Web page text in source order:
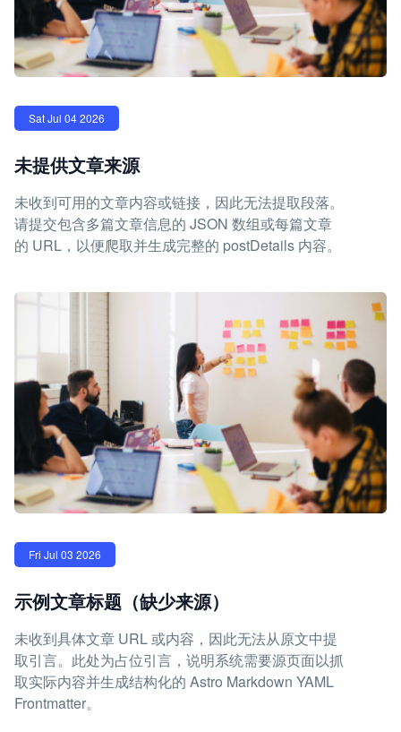
Sat Jul 04 2026
未提供文章来源
未收到可用的文章内容或链接，因此无法提取段落。
请提交包含多篇文章信息的 JSON 数组或每篇文章
的 URL，以便爬取并生成完整的 postDetails 内容。
Fri Jul 03 2026
示例文章标题（缺少来源）
未收到具体文章 URL 或内容，因此无法从原文中提
取引言。此处为占位引言，说明系统需要源页面以抓
取实际内容并生成结构化的 Astro Markdown YAML
Frontmatter。